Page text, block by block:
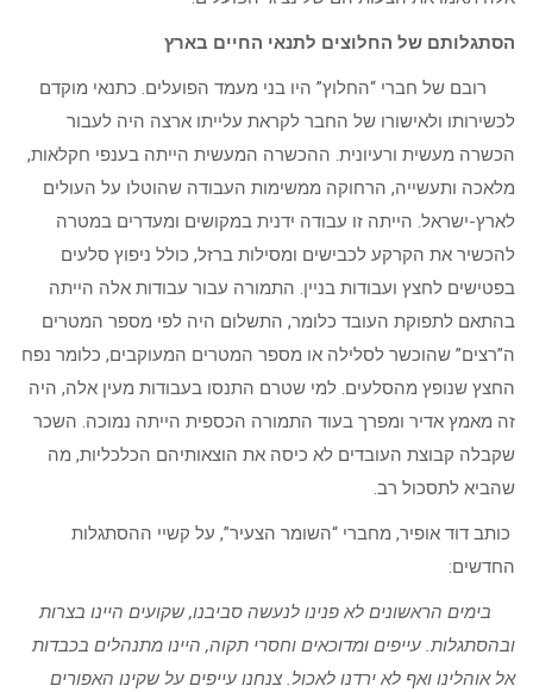
הסתגלותם של החלוצים לתנאי החיים בארץ
רובם של חברי “החלוץ” היו בני מעמד הפועלים. כתנאי מוקדם
לכשירותו ולאישורו של החבר לקראת עלייתו ארצה היה לעבור
הכשרה מעשית ורעיונית. ההכשרה המעשית הייתה בענפי חקלאות,
מלאכה ותעשייה, הרחוקה ממשימות העבודה שהוטלו על העולים
לארץ-ישראל. הייתה זו עבודה ידנית במקושים ומעדרים במטרה
להכשיר את הקרקע לכבישים ומסילות ברזל, כולל ניפוץ סלעים
בפטישים לחצץ ועבודות בניין. התמורה עבור עבודות אלה הייתה
בהתאם לתפוקת העובד כלומר, התשלום היה לפי מספר המטרים
ה”רצים” שהוכשר לסלילה או מספר המטרים המעוקבים, כלומר נפח
החצץ שנופץ מהסלעים. למי שטרם התנסו בעבודות מעין אלה, היה
זה מאמץ אדיר ומפרך בעוד התמורה הכספית הייתה נמוכה. השכר
שקבלה קבוצת העובדים לא כיסה את הוצאותיהם הכלכליות, מה
שהביא לתסכול רב.
כותב דוד אופיר, מחברי “השומר הצעיר”, על קשיי ההסתגלות
החדשים:
בימים הראשונים לא פנינו לנעשה סביבנו, שקועים היינו בצרות
ובהסתגלות. עייפים ומדוכאים וחסרי תקוה, היינו מתנהלים בכבדות
אל אוהלינו ואף לא ירדנו לאכול. צנחנו עייפים על שקינו האפורים